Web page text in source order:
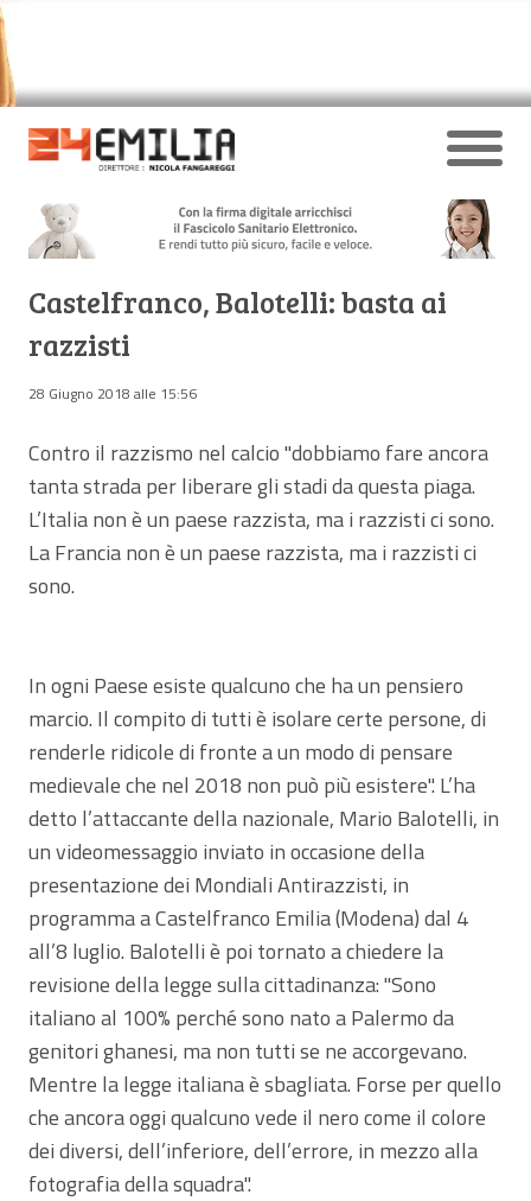
Castelfranco, Balotelli: basta ai
razzisti
28 Giugno 2018 alle 15:56
Contro il razzismo nel calcio "dobbiamo fare ancora
tanta strada per liberare gli stadi da questa piaga.
L’Italia non è un paese razzista, ma i razzisti ci sono.
La Francia non è un paese razzista, ma i razzisti ci
sono.
In ogni Paese esiste qualcuno che ha un pensiero
marcio. Il compito di tutti è isolare certe persone, di
renderle ridicole di fronte a un modo di pensare
medievale che nel 2018 non può più esistere". L’ha
detto l’attaccante della nazionale, Mario Balotelli, in
un videomessaggio inviato in occasione della
presentazione dei Mondiali Antirazzisti, in
programma a Castelfranco Emilia (Modena) dal 4
all’8 luglio. Balotelli è poi tornato a chiedere la
revisione della legge sulla cittadinanza: "Sono
italiano al 100% perché sono nato a Palermo da
genitori ghanesi, ma non tutti se ne accorgevano.
Mentre la legge italiana è sbagliata. Forse per quello
che ancora oggi qualcuno vede il nero come il colore
dei diversi, dell’inferiore, dell’errore, in mezzo alla
fotografia della squadra".